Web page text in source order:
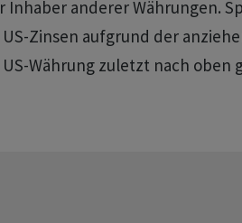
Inhaber anderer Währungen.
Zinsen aufgrund der
Währung zuletzt nach oben